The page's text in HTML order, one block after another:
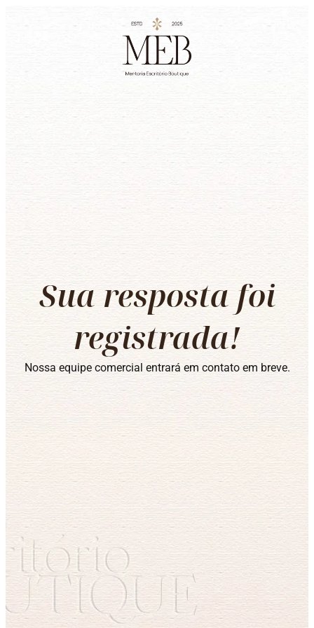
Sua resposta foi
registrada!
Nossa equipe comercial entrará em contato em breve.